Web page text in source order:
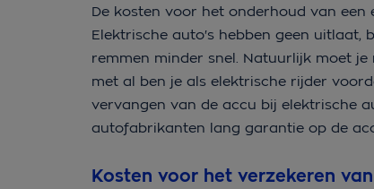
De kosten voor het onderhoud van
Elektrische auto's hebben geen uitlaat,
remmen minder snel. Natuurlijk moet
met al ben je als elektrische rijder
vervangen van de accu bij elektrische
autofabrikanten lang garantie op de
Kosten voor het verzekeren